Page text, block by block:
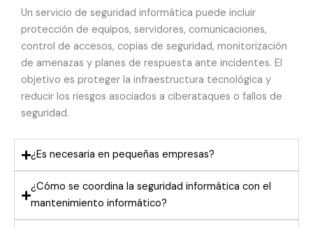
Un servicio de seguridad informática puede incluir
protección de equipos, servidores, comunicaciones,
control de accesos, copias de seguridad, monitorización
de amenazas y planes de respuesta ante incidentes. El
objetivo es proteger la infraestructura tecnológica y
reducir los riesgos asociados a ciberataques o fallos de
seguridad.
¿Es necesaria en pequeñas empresas?
¿Cómo se coordina la seguridad informática con el
mantenimiento informático?